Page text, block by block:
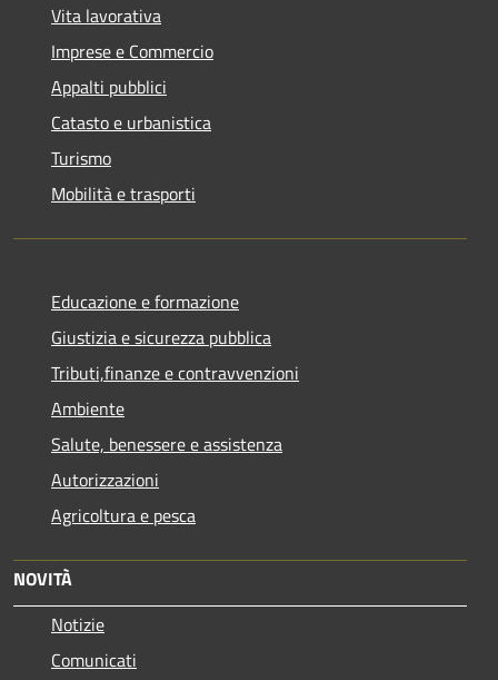
Vita lavorativa
Imprese e Commercio
Appalti pubblici
Catasto e urbanistica
Turismo
Mobilità e trasporti
Educazione e formazione
Giustizia e sicurezza pubblica
Tributi,finanze e contravvenzioni
Ambiente
Salute, benessere e assistenza
Autorizzazioni
Agricoltura e pesca
NOVITÀ
Notizie
Comunicati